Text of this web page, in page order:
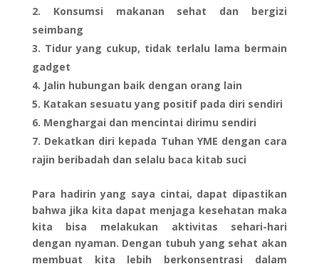
Konsumsi makanan sehat dan bergizi
seimbang
Tidur yang cukup, tidak terlalu lama bermain
gadget
Jalin hubungan baik dengan orang lain
Katakan sesuatu yang positif pada diri sendiri
Menghargai dan mencintai dirimu sendiri
Dekatkan diri kepada Tuhan YME dengan cara
rajin beribadah dan selalu baca kitab suci
Para hadirin yang saya cintai, dapat dipastikan
bahwa jika kita dapat menjaga kesehatan maka
kita bisa melakukan aktivitas sehari-hari
dengan nyaman. Dengan tubuh yang sehat akan
membuat kita lebih berkonsentrasi dalam